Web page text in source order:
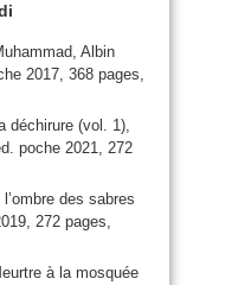
Albin
2017, 368 pages,
déchirure (vol. 1),
poche 2021, 272
des sabres
272 pages,
à la mosquée